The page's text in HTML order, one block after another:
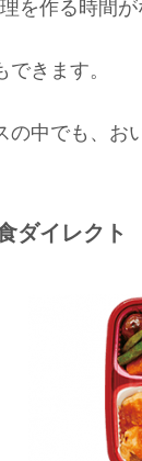
を作る時間
きます。
の中でも、お
ダイレクト